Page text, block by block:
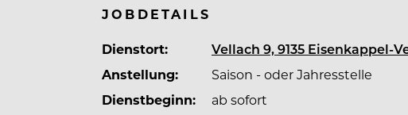
JOBDETAILS
Dienstort:
Vellach 9, 9135 Eisenkappel-
Anstellung:
Saison - oder Jahresstelle
Dienstbeginn:
ab sofort